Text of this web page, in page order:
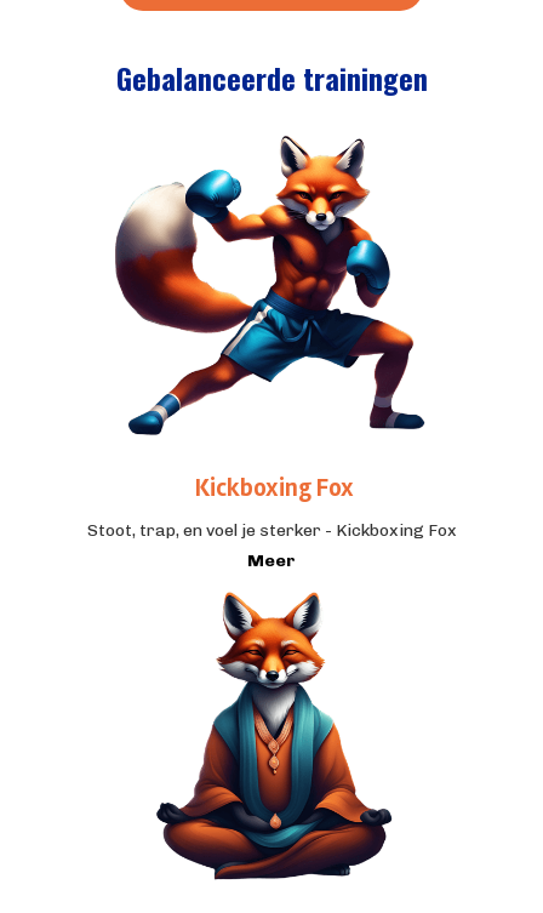
Gebalanceerde trainingen
Kickboxing Fox
Stoot, trap, en voel je sterker - Kickboxing Fox
Meer